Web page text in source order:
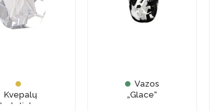
Kvepalų
buteliukas
Vazos
„Glace”